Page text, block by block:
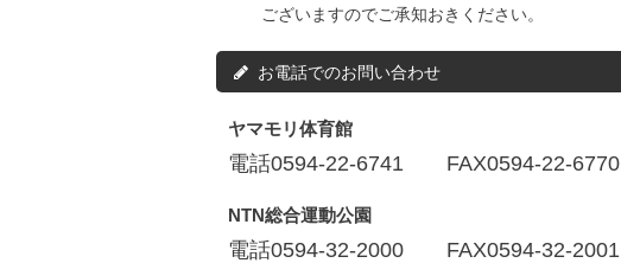
ございますのでご承知おきください。
お電話でのお問い合わせ
ヤマモリ体育館
電話0594-22-6741 FAX0594-22-6770
NTN総合運動公園
電話0594-32-2000 FAX0594-32-2001